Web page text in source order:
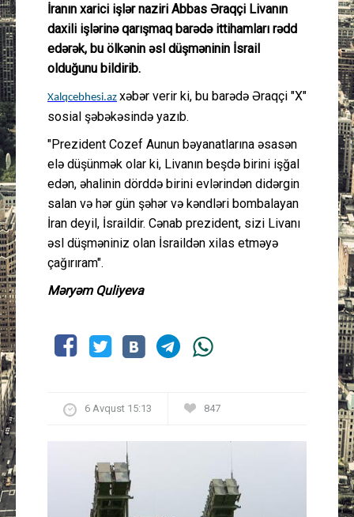
Gündəm
Əlaqə
İranın xarici işlər naziri Abbas Əraqçi Livanın
daxili işlərinə qarışmaq barədə ittihamları rədd
edərək, bu ölkənin əsl düşməninin İsrail
olduğunu bildirib.
Xalqcebhesi.az xəbər verir ki, bu barədə Əraqçi "X"
sosial şəbəkəsində yazıb.
"Prezident Cozef Aunun bəyanatlarına əsasən
elə düşünmək olar ki, Livanın beşdə birini işğal
edən, əhalinin dörddə birini evlərindən didərgin
salan və hər gün şəhər və kəndləri bombalayan
İran deyil, İsraildir. Cənab prezident, sizi Livanı
əsl düşməniniz olan İsraildən xilas etməyə
çağırıram".
Məryəm Quliyeva
6 Avqust 15:13 847